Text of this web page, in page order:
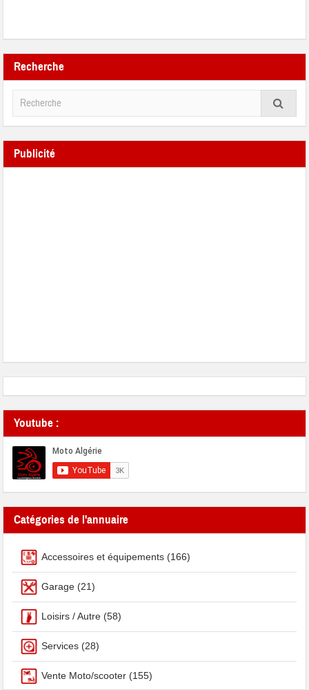
Recherche
Publicité
Youtube :
Catégories de l'annuaire
Accessoires et équipements (166)
Garage (21)
Loisirs / Autre (58)
Services (28)
Vente Moto/scooter (155)